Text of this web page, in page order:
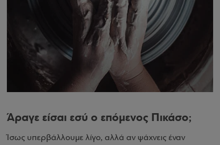
Άραγε είσαι εσύ ο επόμενος Πικάσο;
Ίσως υπερβάλλουμε λίγο, αλλά αν ψάχνεις έναν